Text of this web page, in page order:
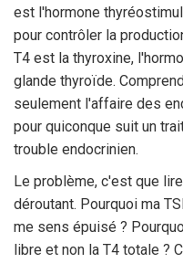
est l'hormone
pour contrôler la
T4 est la thyroxine,
glande thyroïde.
seulement l'affaire des
pour quiconque suit un
trouble endocrinien.
Le problème, c'est que
déroutant. Pourquoi ma
me sens épuisé ?
libre et non la T4 totale ?